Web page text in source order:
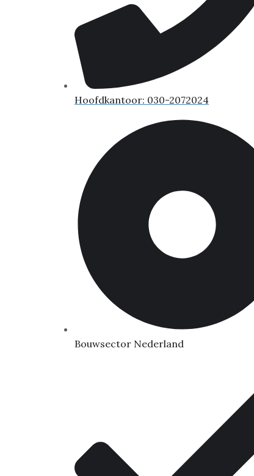
Hoofdkantoor: 030-2072024
Bouwsector Nederland